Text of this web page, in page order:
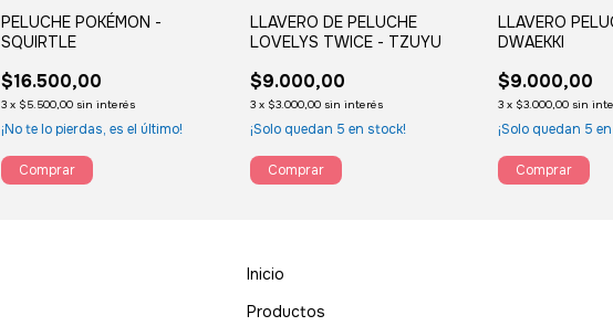
PELUCHE POKÉMON -
SQUIRTLE
$16.500,00
3 x $5.500,00 sin interés
¡No te lo pierdas, es el último!
LLAVERO DE PELUCHE
LOVELYS TWICE - TZUYU
$9.000,00
3 x $3.000,00 sin interés
¡Solo quedan 5 en stock!
LLAVERO
DWAEKKI
$9.000,00
3 x $3.000,00 sin
¡Solo quedan 5
Inicio
Productos